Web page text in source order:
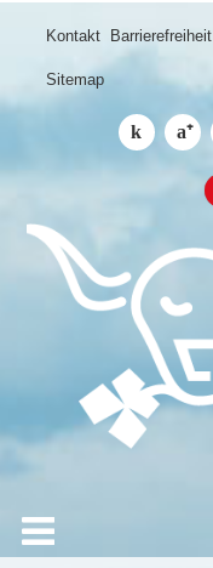
Kontakt Barrierefreiheit
Sitemap